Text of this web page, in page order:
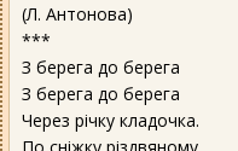
(Л. Антонова)
***
З берега до берега
З берега до берега
Через річку кладочка.
По сніжку різдвяному